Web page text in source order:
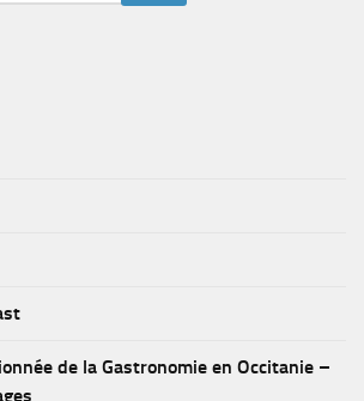
de la Gastronomie en Occitanie –